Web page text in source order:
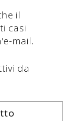
il
casi
mail.
da